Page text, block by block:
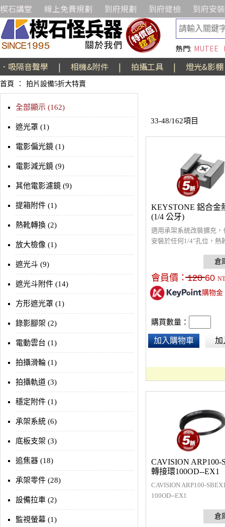
楔石講堂 線上免費規劃 到府規劃 到府健檢 到府安裝
熱門: MUTEE
．吸隔音聲學 | 相機&附件 | 拍攝工具 | 燈光&影棚
首頁 ： 拍片設備5折大特賣
全部顯示 (162)
遮光罩 (1)
電影偏光鏡 (1)
電影減光鏡 (9)
其他電影濾鏡 (9)
提箱附件 (1)
熱靴轉換 (2)
放大檢像 (1)
遮光斗 (9)
遮光斗附件 (14)
方形遮光罩 (1)
錄影腳架 (2)
電動雲台 (1)
拍攝滑輪 (1)
拍攝軌道 (3)
穩定附件 (1)
承架系統 (6)
底板支架 (3)
追焦器 (18)
承架零件 (28)
設備拉車 (2)
監視螢幕 (1)
33-48/162項目
KEYSTONE 鋁合金
(1/4 公牙)
適用承架系統改裝擴充，
安裝於任何1/4"孔位，熱
會員價：120 60
購物金
購買數量：
加入購物車 加
CAVISION ARP100-
轉接環100OD--EX1
CAVISION ARP100-
100OD--EX1